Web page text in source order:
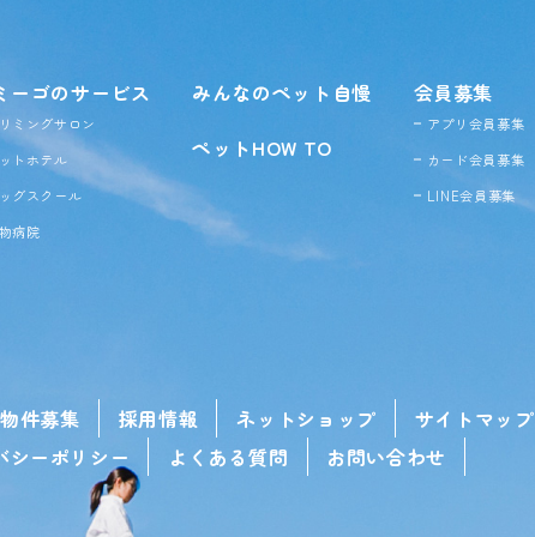
ーゴのサービス
ミングサロン
トホテル
グスクール
病院
みんなのペット自慢
ペットHOW TO
会員募集
アプリ会員募集
カード会員募集
LINE会員募集
件募集 採用情報 ネットショップ
サイトマップ
シーポリシー
よくある質問 お問い合わせ